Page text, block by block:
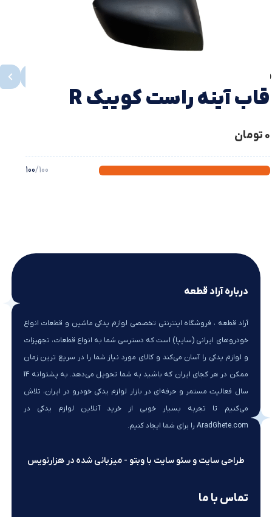
محصولات مشابه
قاب آینه راست کوییک R
0 تومان
100/100
درباره آراد قطعه
آراد قطعه ، فروشگاه اینترنتی تخصصی لوازم یدکی ماشین و قطعات انواع
خودروهای ایرانی (سایپا) است که دسترسی شما به انواع قطعات، تجهیزات
و لوازم یدکی را آسان می‌کند و کالای مورد نیاز شما را در سریع ترین زمان
ممکن در هر کجای ایران که باشید به شما تحویل می‌دهد. به پشتوانه 14
سال فعالیت مستمر و حرفه‌ای در بازار لوازم یدکی خودرو در ایران، تلاش
می‌کنیم تا تجربه بسیار خوبی از خرید آنلاین لوازم یدکی در
AradGhete.com را برای شما ایجاد کنیم.
تماس با ما
طراحی سایت و سئو سایت با وبتو - میزبانی شده در هزارنویس